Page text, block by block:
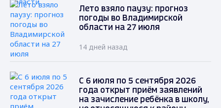
Лето взяло паузу: прогноз
погоды во Владимирской
области на 27 июля
14 дней назад
С 6 июля по 5 сентября 2026
года открыт приём заявлений
на зачисление ребёнка в школу,